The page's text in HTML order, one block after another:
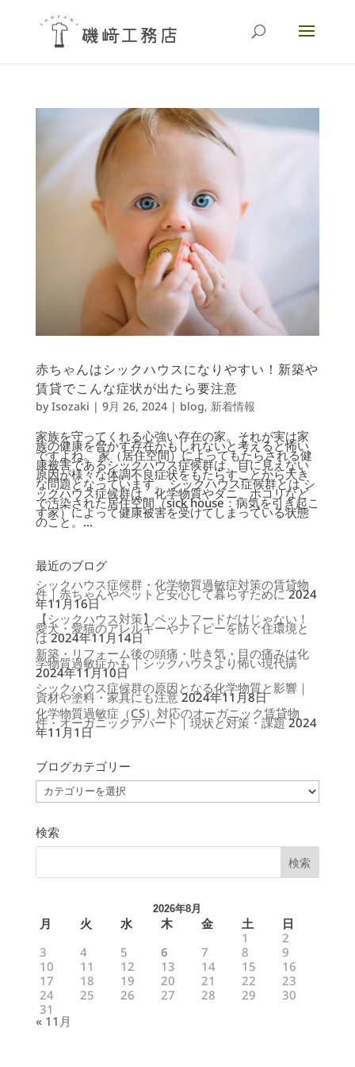
赤ちゃんはシックハウスになりやすい！新築や
賃貸でこんな症状が出たら要注意
byIsozaki | 9月 26, 2024| blog, 新着情報
家族を守ってくれる心強い存在の家。それが実は家
族の健康を脅かす存在かもしれないと考えると怖い
ですよね。 家（居住空間）によってもたらされる健
康被害であるシックハウス症候群は、目に見えない
原因が様々な体調不良症状をもたらすことから大き
な問題となっています。 シックハウス症候群とは シ
ックハウス症候群は、化学物質やダニ、ホコリなど
で汚染された居住空間（sick house：病気を引き起こ
す家）によって健康被害を受けてしまっている状態
のこと。...
最近のブログ
シックハウス症候群・化学物質過敏症対策の賃貸物
件｜赤ちゃんやペットと安心して暮らすために 2024
年11月16日
【シックハウス対策】ペットフードだけじゃない！
愛犬・愛猫のアレルギーやアトピーを防ぐ住環境と
は 2024年11月14日
新築・リフォーム後の頭痛・吐き気・目の痛みは化
学物質過敏症かも｜シックハウスより怖い現代病
2024年11月10日
シックハウス症候群の原因となる化学物質と影響｜
資材や塗料・家具にも注意 2024年11月8日
化学物質過敏症（CS）対応のオーガニック賃貸物
件・オーガニックアパート｜現状と対策・課題 2024
年11月1日
ブログカテゴリー
ブ
ロ
グ
ゴ
リ
ー
検索
2026年8月
月 火 水 木 金 土
日
1
2
3
4 5 6 7 8
9
10
11 12 13 14 15
16
17
18 19 20 21 22
23
24
25 26 27 28 29
30
31
« 11月